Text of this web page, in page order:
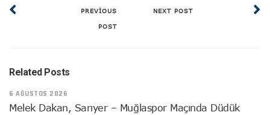
PREVIOUS
POST
NEXT POST
Related Posts
6 AĞUSTOS 2026
Melek Dakan, Sarıyer – Muğlaspor Maçında Düdük